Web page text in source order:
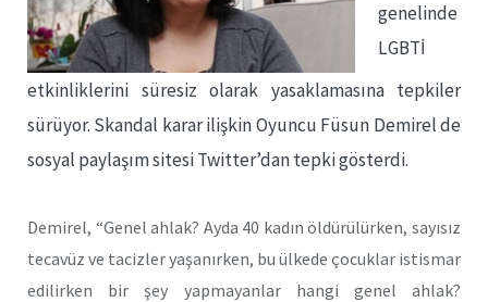
genelinde
LGBTİ
etkinliklerini süresiz olarak yasaklamasına tepkiler
sürüyor. Skandal karar ilişkin Oyuncu Füsun Demirel de
sosyal paylaşım sitesi Twitter’dan tepki gösterdi.
Demirel, “Genel ahlak? Ayda 40 kadın öldürülürken, sayısız
tecavüz ve tacizler yaşanırken, bu ülkede çocuklar istismar
edilirken bir şey yapmayanlar hangi genel ahlak?